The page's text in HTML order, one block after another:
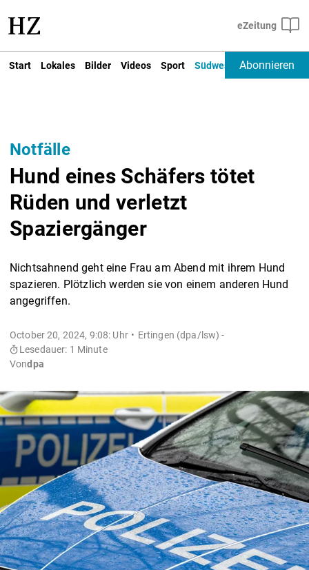
Start Lokales Bilder Videos Sport Südwest Deutschland
Abonnieren
Notfälle
Hund eines Schäfers tötet
Rüden und verletzt
Spaziergänger
Nichtsahnend geht eine Frau am Abend mit ihrem Hund
spazieren. Plötzlich werden sie von einem anderen Hund
angegriffen.
October 20, 2024, 9:08: Uhr
Ertingen (dpa/lsw) -
Lesedauer: 1 Minute
Vondpa